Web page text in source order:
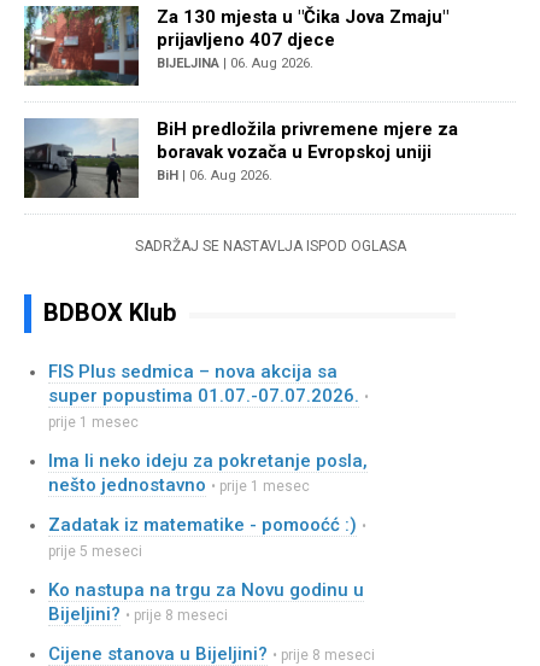
Za 130 mjesta u "Čika Jova Zmaju"
prijavljeno 407 djece
BIJELJINA | 06. Aug 2026.
BiH predložila privremene mjere za
boravak vozača u Evropskoj uniji
BiH | 06. Aug 2026.
SADRŽAJ SE NASTAVLJA ISPOD OGLASA
BDBOX Klub
FIS Plus sedmica – nova akcija sa
super popustima 01.07.-07.07.2026. •
prije 1 mesec
Ima li neko ideju za pokretanje posla,
nešto jednostavno • prije 1 mesec
Zadatak iz matematike - pomooćć :) •
prije 5 meseci
Ko nastupa na trgu za Novu godinu u
Bijeljini? • prije 8 meseci
Cijene stanova u Bijeljini? • prije 8 meseci